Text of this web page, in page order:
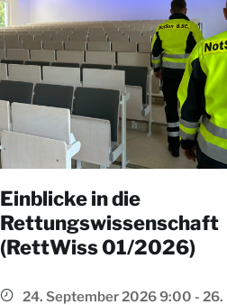
Einblicke in die
Rettungswissenschaft
(RettWiss 01/2026)
24. September 2026 9:00 - 26.